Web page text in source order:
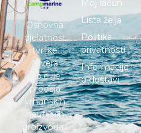
Osnovna
djelatnost
tvrtke
Nivera
d.o.o. je
prodaja
vrhunskih
nautičkih
proizvoda i
Moj račun
Lista želja
Politika
privatnosti
Informacije
o dostavi